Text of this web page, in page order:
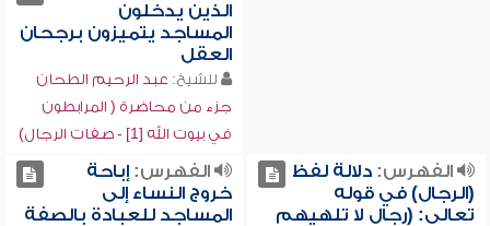
الذين يدخلون
المساجد يتميزون برجحان
العقل
للشيخ: عبد الرحيم الطحان
جزء من محاضرة ( المرابطون
في بيوت الله [1] - صفات الرجال)
الفهرس:دلالة لفظ
(الرجال) في قوله
تعالى: (رجال لا تلهيهم
الفهرس:إباحة
خروج النساء إلى
المساجد للعبادة بالصفة